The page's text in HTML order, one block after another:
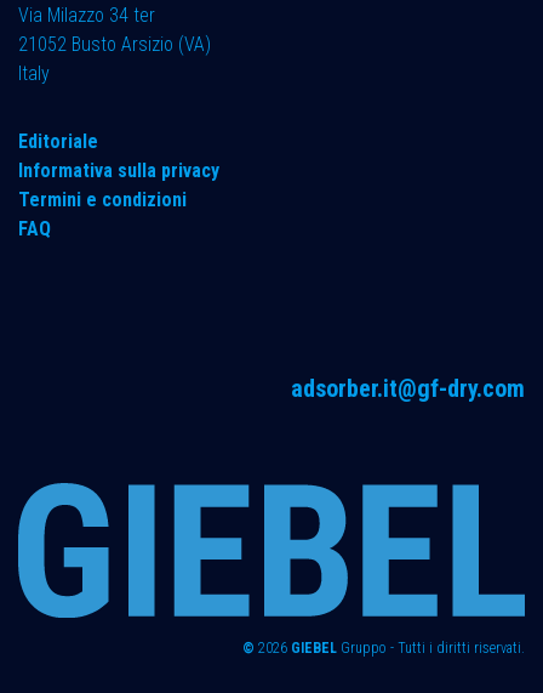
Via Milazzo 34 ter ​
21052 Busto Arsizio (VA)
Italy
Editoriale
Informativa sulla privacy
Termini e condizioni
FAQ
adsorber.it@gf-dry.com
© 2026 GIEBEL Gruppo - Tutti i diritti riservati.